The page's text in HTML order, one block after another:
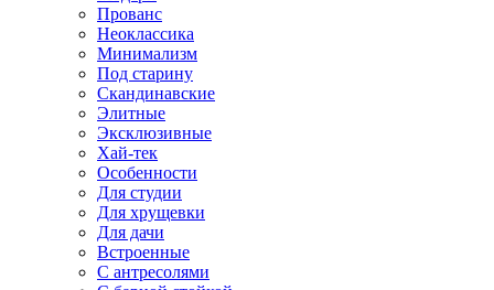
Прованс
Неоклассика
Минимализм
Под старину
Скандинавские
Элитные
Эксклюзивные
Хай-тек
Особенности
Для студии
Для хрущевки
Для дачи
Встроенные
С антресолями